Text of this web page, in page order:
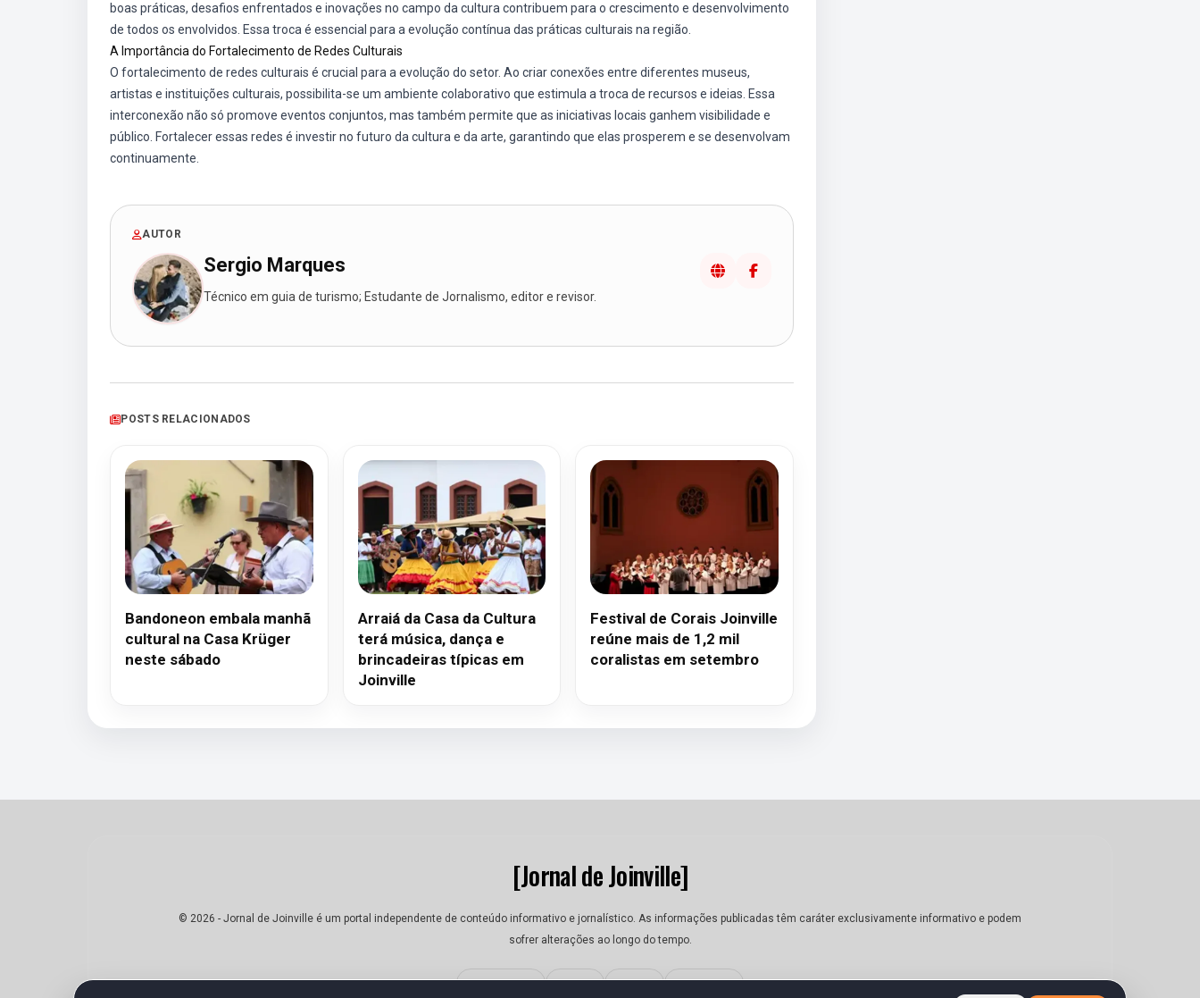
boas práticas, desafios enfrentados e inovações no campo da cultura contribuem para o crescimento e desenvolvimento
de todos os envolvidos. Essa troca é essencial para a evolução contínua das práticas culturais na região.
A Importância do Fortalecimento de Redes Culturais
O fortalecimento de redes culturais é crucial para a evolução do setor. Ao criar conexões entre diferentes museus,
artistas e instituições culturais, possibilita-se um ambiente colaborativo que estimula a troca de recursos e ideias. Essa
interconexão não só promove eventos conjuntos, mas também permite que as iniciativas locais ganhem visibilidade e
público. Fortalecer essas redes é investir no futuro da cultura e da arte, garantindo que elas prosperem e se desenvolvam
continuamente.
AUTOR
Sergio Marques
Técnico em guia de turismo; Estudante de Jornalismo, editor e revisor.
POSTS RELACIONADOS
Bandoneon embala manhã
cultural na Casa Krüger
neste sábado
Arraiá da Casa da Cultura
terá música, dança e
brincadeiras típicas em
Joinville
Festival de Corais Joinville
reúne mais de 1,2 mil
coralistas em setembro
[Jornal de Joinville]
© 2026 - Jornal de Joinville é um portal independente de conteúdo informativo e jornalístico. As informações publicadas têm caráter exclusivamente informativo e podem
sofrer alterações ao longo do tempo.
Quem Somos Contato Termos Privacidade